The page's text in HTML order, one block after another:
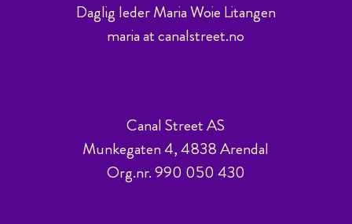
Daglig leder Maria Woie Litangen
maria at canalstreet.no
Canal Street AS
Munkegaten 4, 4838 Arendal
Org.nr. 990 050 430